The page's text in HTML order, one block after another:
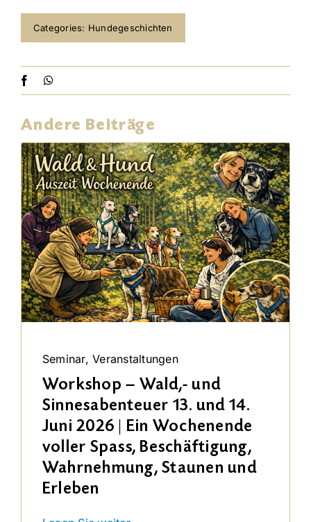
Categories: Hundegeschichten
Andere Beiträge
Seminar,Veranstaltungen
Workshop – Wald,- und
Sinnesabenteuer 13. und 14.
Juni 2026 | Ein Wochenende
voller Spass, Beschäftigung,
Wahrnehmung, Staunen und
Erleben